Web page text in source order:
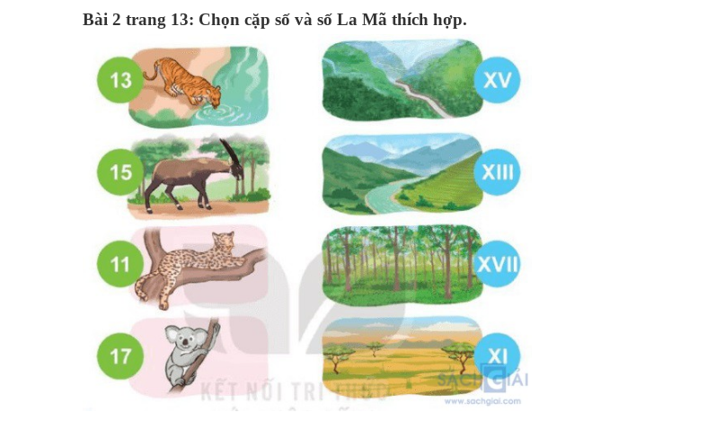
Bài 2 trang 13: Chọn cặp số và số La Mã thích hợp.